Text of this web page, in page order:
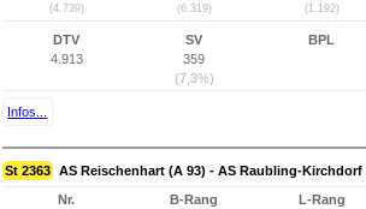
(4.739) (6.319) (1.192)
DTV
4.913
SV
359
(7,3%)
BPL
Infos...
St 2363 AS Reischenhart (A 93) - AS Raubling-Kirchdorf
Nr.
B-Rang
L-Rang